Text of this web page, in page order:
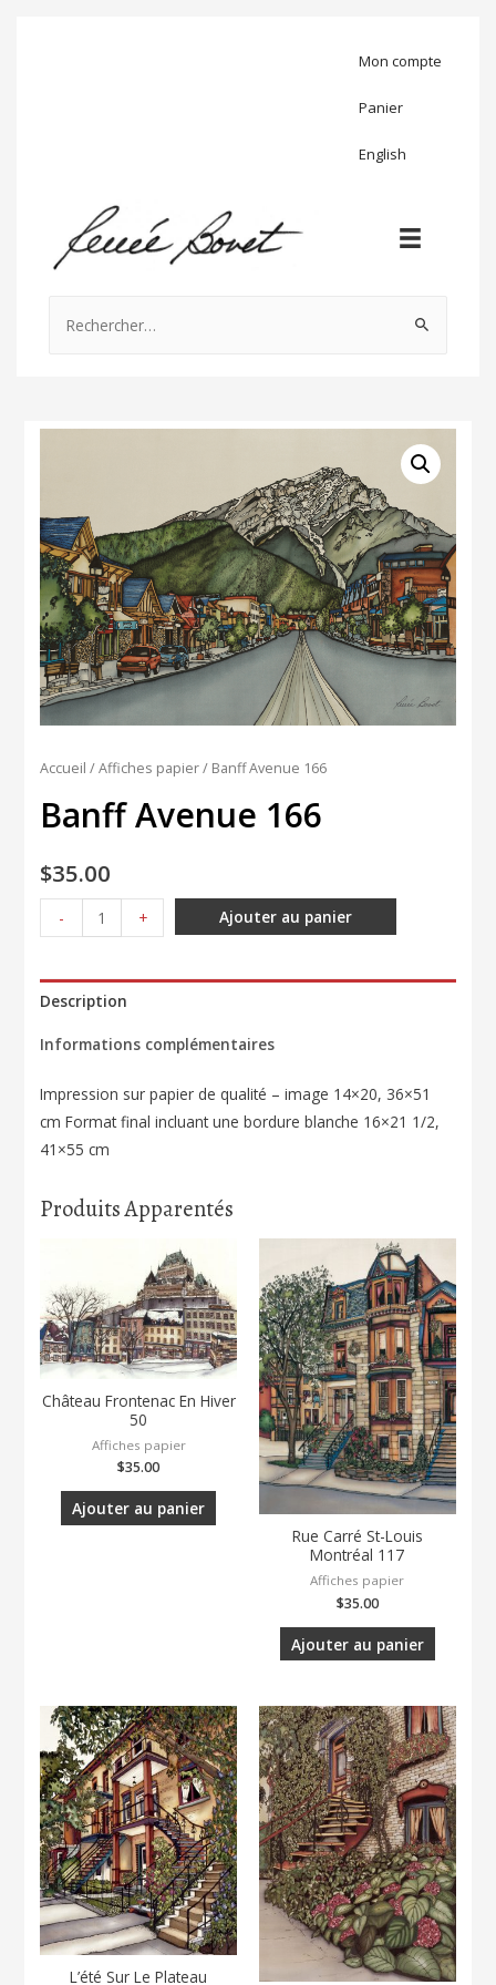
Mon compte
Panier
English
Accueil /Affiches papier/ Banff Avenue 166
Banff Avenue 166
$35.00
-
de
Avenue
+ Ajouter au panier
Description
Informations complémentaires
Impression sur papier de qualité – image 14×20, 36×51
cm Format final incluant une bordure blanche 16×21 1/2,
41×55 cm
Produits Apparentés
Château Frontenac En Hiver
50
Affiches papier
$35.00
Ajouter au panier
Rue Carré St-Louis
Montréal 117
Affiches papier
$35.00
Ajouter au panier
L’été Sur Le Plateau